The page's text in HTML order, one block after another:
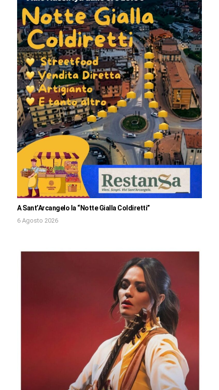
A Sant’Arcangelo la “Notte Gialla Coldiretti”
6 Agosto 2026